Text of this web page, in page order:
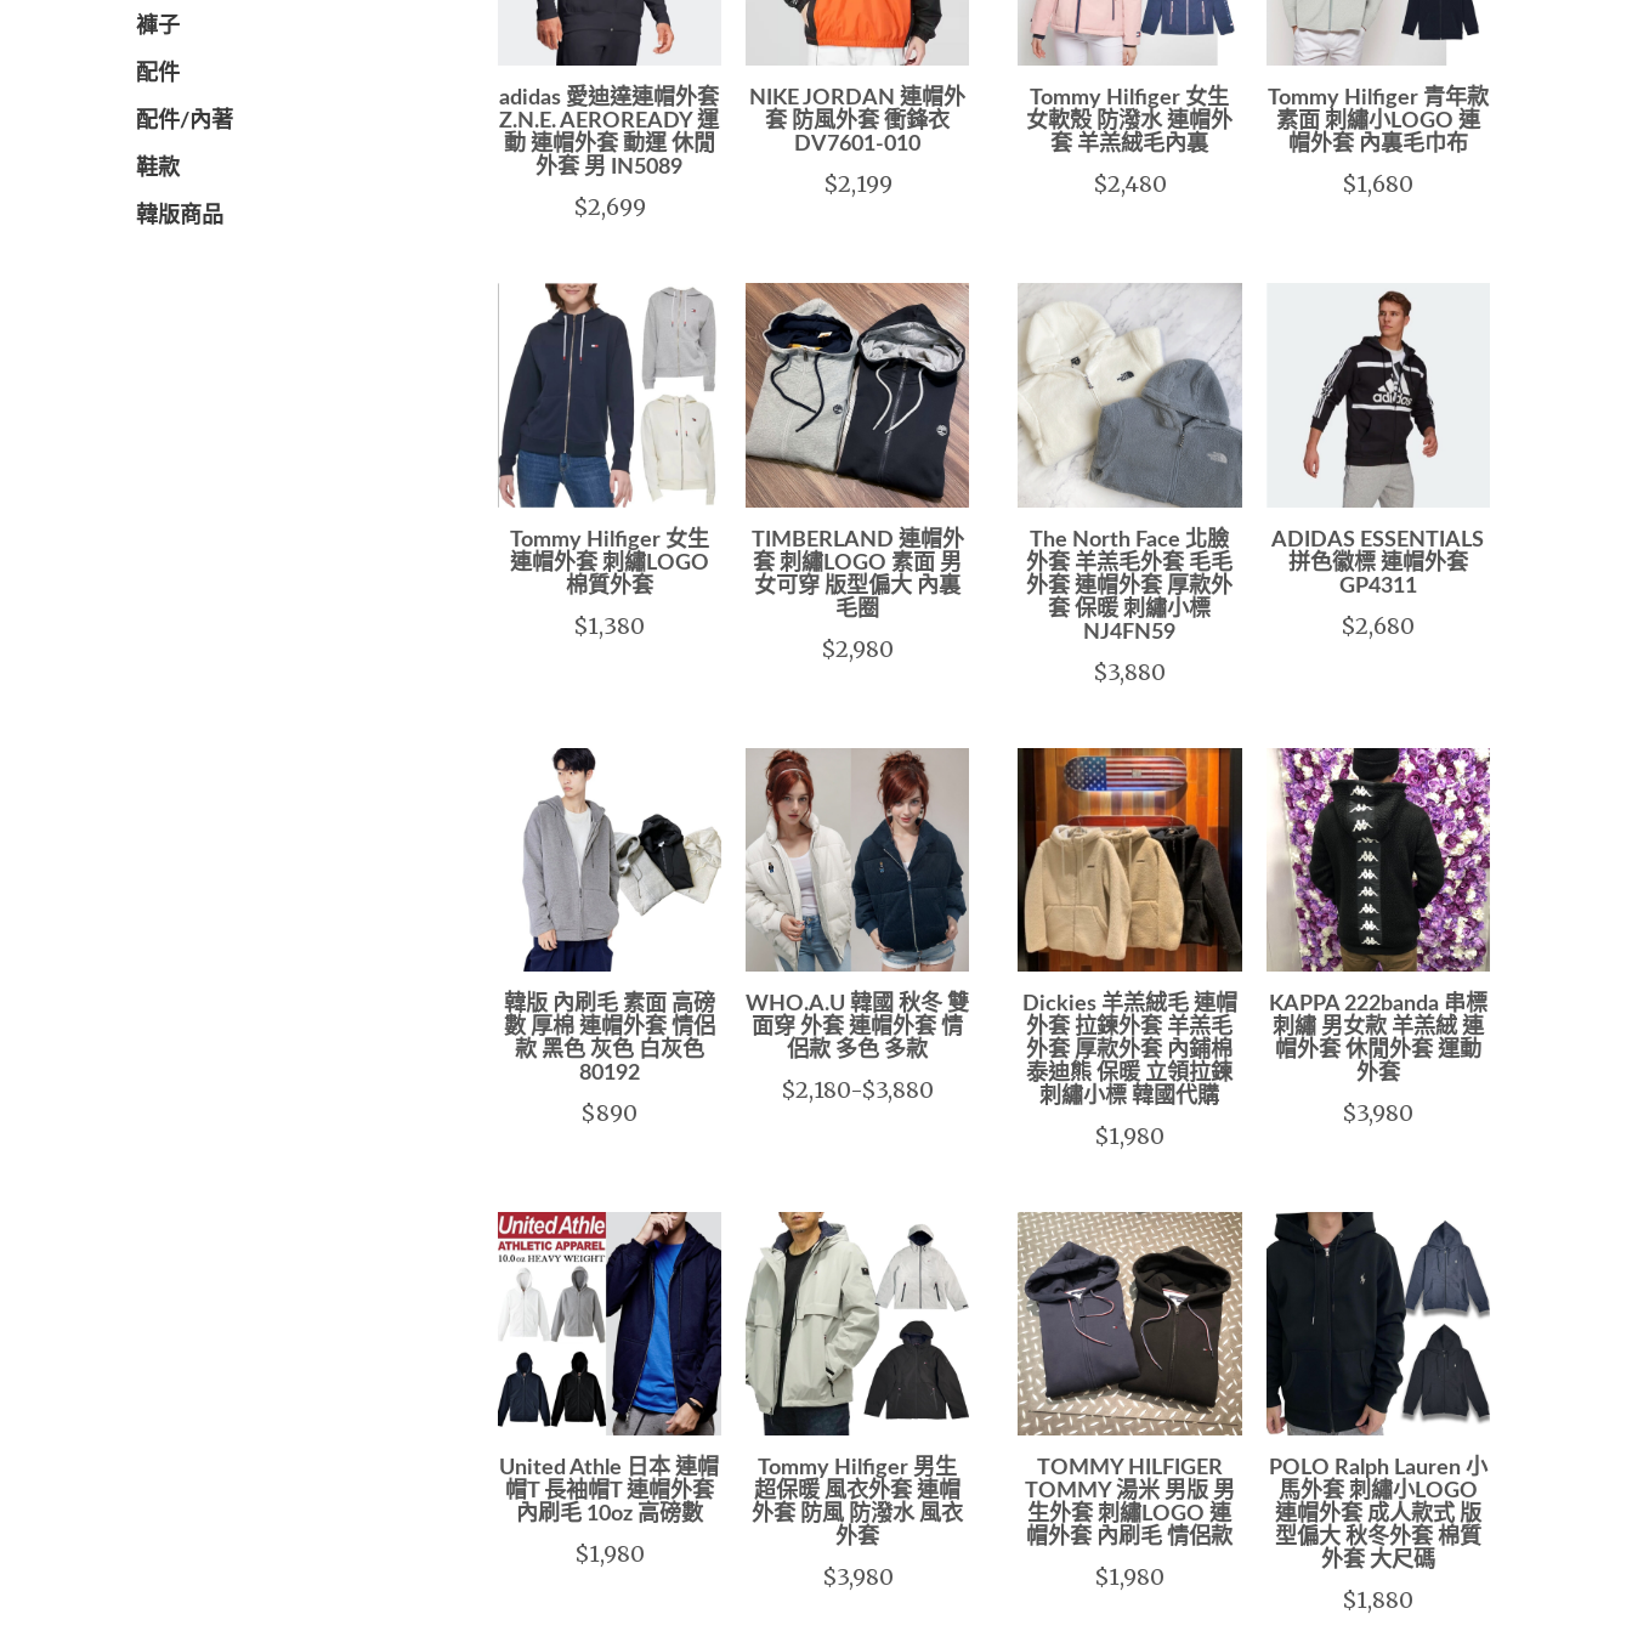
褲子
配件
配件/內著
鞋款
韓版商品
adidas 愛迪達連帽外套
Z.N.E. AEROREADY 運
動 連帽外套 動運 休閒
外套 男 IN5089
$2,699
NIKE JORDAN 連帽外
套 防風外套 衝鋒衣
DV7601-010
$2,199
Tommy Hilfiger 女生
女軟殼 防潑水 連帽外
套 羊羔絨毛內裏
$2,480
Tommy Hilfiger 青年款
素面 刺繡小LOGO 連
帽外套 內裏毛巾布
$1,680
Tommy Hilfiger 女生
連帽外套 刺繡LOGO
棉質外套
$1,380
TIMBERLAND 連帽外
套 刺繡LOGO 素面 男
女可穿 版型偏大 內裏
毛圈
$2,980
The North Face 北臉
外套 羊羔毛外套 毛毛
外套 連帽外套 厚款外
套 保暖 刺繡小標
NJ4FN59
$3,880
ADIDAS ESSENTIALS
拼色徽標 連帽外套
GP4311
$2,680
韓版 內刷毛 素面 高磅
數 厚棉 連帽外套 情侶
款 黑色 灰色 白灰色
80192
$890
WHO.A.U 韓國 秋冬 雙
面穿 外套 連帽外套 情
侶款 多色 多款
$2,180-$3,880
Dickies 羊羔絨毛 連帽
外套 拉鍊外套 羊羔毛
外套 厚款外套 內鋪棉
泰迪熊 保暖 立領拉鍊
刺繡小標 韓國代購
$1,980
KAPPA 222banda 串標
刺繡 男女款 羊羔絨 連
帽外套 休閒外套 運動
外套
$3,980
United Athle 日本 連帽
帽T 長袖帽T 連帽外套
內刷毛 10oz 高磅數
$1,980
Tommy Hilfiger 男生
超保暖 風衣外套 連帽
外套 防風 防潑水 風衣
外套
$3,980
TOMMY HILFIGER
TOMMY 湯米 男版 男
生外套 刺繡LOGO 連
帽外套 內刷毛 情侶款
$1,980
POLO Ralph Lauren 小
馬外套 刺繡小LOGO
連帽外套 成人款式 版
型偏大 秋冬外套 棉質
外套 大尺碼
$1,880